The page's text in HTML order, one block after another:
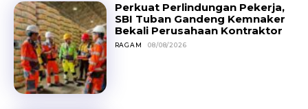
Perkuat Perlindungan Pekerja,
SBI Tuban Gandeng Kemnaker
Bekali Perusahaan Kontraktor
RAGAM 08/08/2026